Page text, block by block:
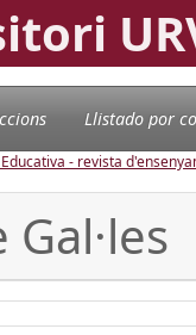
Llistado por
- revista